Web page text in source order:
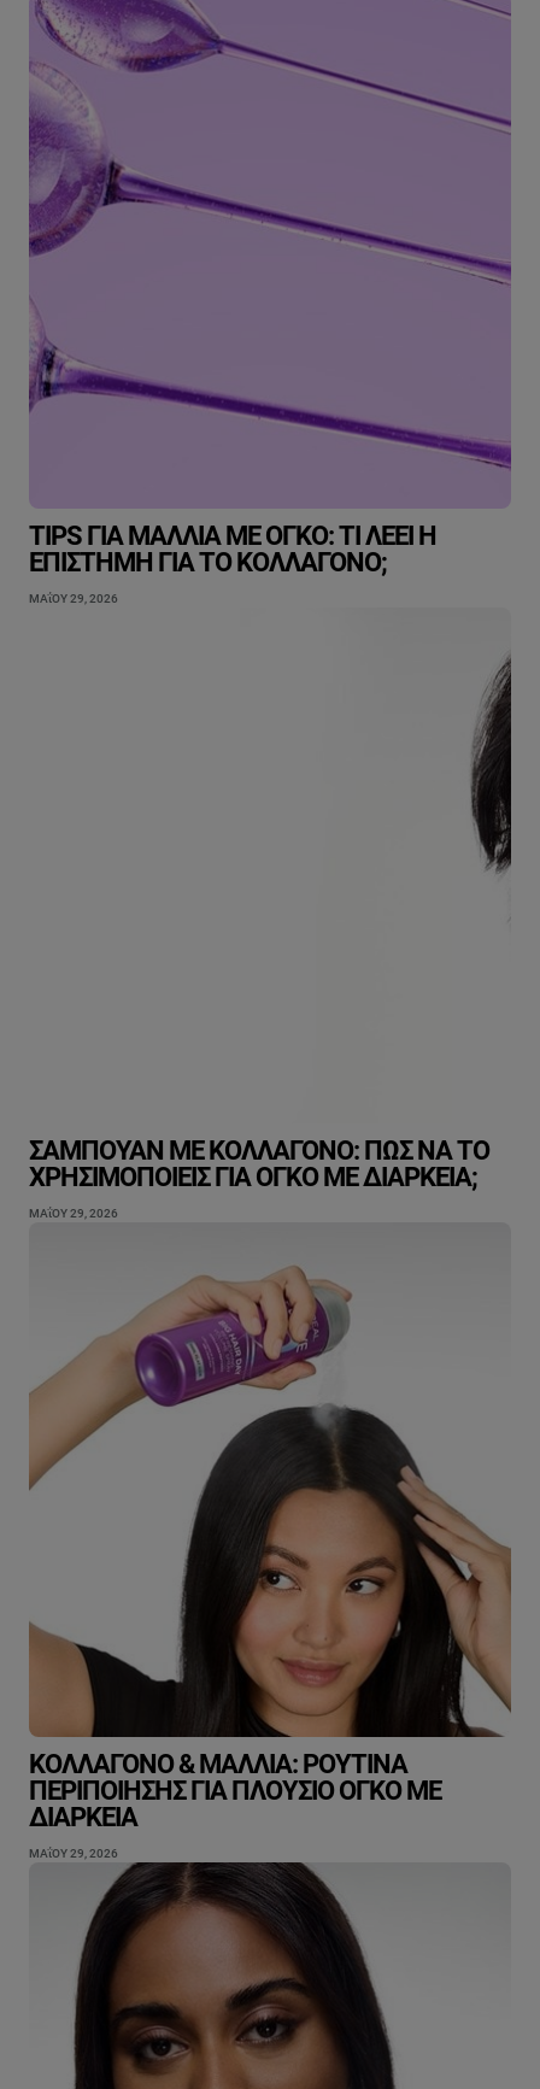
TIPS ΓΙΑ ΜΑΛΛΙΆ ΜΕ ΌΓΚΟ: ΤΙ ΛΈΕΙ Η
ΕΠΙΣΤΉΜΗ ΓΙΑ ΤΟ ΚΟΛΛΑΓΌΝΟ;
ΜΑΐΟΥ 29, 2026
ΣΑΜΠΟΥΆΝ ΜΕ ΚΟΛΛΑΓΌΝΟ: ΠΏΣ ΝΑ ΤΟ
ΧΡΗΣΙΜΟΠΟΙΕΊΣ ΓΙΑ ΌΓΚΟ ΜΕ ΔΙΆΡΚΕΙΑ;
ΜΑΐΟΥ 29, 2026
ΚΟΛΛΑΓΌΝΟ & ΜΑΛΛΙΆ: ΡΟΥΤΊΝΑ
ΠΕΡΙΠΟΊΗΣΗΣ ΓΙΑ ΠΛΟΎΣΙΟ ΌΓΚΟ ΜΕ
ΔΙΆΡΚΕΙΑ
ΜΑΐΟΥ 29, 2026